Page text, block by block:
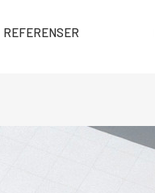
REFERENSER